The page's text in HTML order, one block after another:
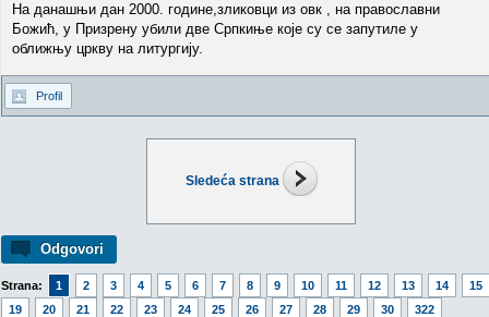
Sledeća strana
Odgovori
Strana: 1 2 3 4 5 6 7 8 9 10 11 12 13 14
15
19
20 21 22 23 24 25 26 27 28 29 30 322
На данашњи дан 2000. године,зликовци из овк , на православни
Божић, у Призрену убили две Српкиње које су се запутиле у
оближњу цркву на литургију.
Profil